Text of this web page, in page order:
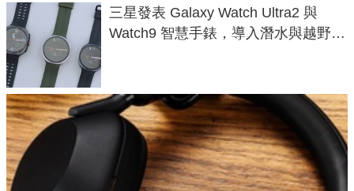
三星發表 Galaxy Watch Ultra2 與
Watch9 智慧手錶，導入潛水與越野跑